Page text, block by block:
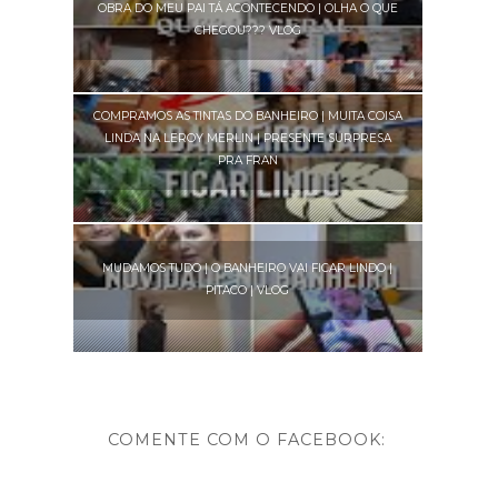
OBRA DO MEU PAI TÁ ACONTECENDO | OLHA O QUE
CHEGOU??? VLOG
COMPRAMOS AS TINTAS DO BANHEIRO | MUITA COISA
LINDA NA LEROY MERLIN | PRESENTE SURPRESA
PRA FRAN
MUDAMOS TUDO | O BANHEIRO VAI FICAR LINDO |
PITACO | VLOG
COMENTE COM O FACEBOOK: